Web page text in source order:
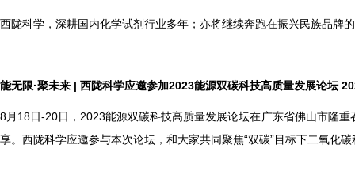
西陇科学，深耕国内化学试剂行业多年；亦将继续奔跑在振兴民族品牌
能无限·聚未来 | 西陇科学应邀参加2023能源双碳科技高质量发展论坛
8月18日-20日，2023能源双碳科技高质量发展论坛在广东省佛山市隆
享。西陇科学应邀参与本次论坛，和大家共同聚焦“双碳”目标下二氧化